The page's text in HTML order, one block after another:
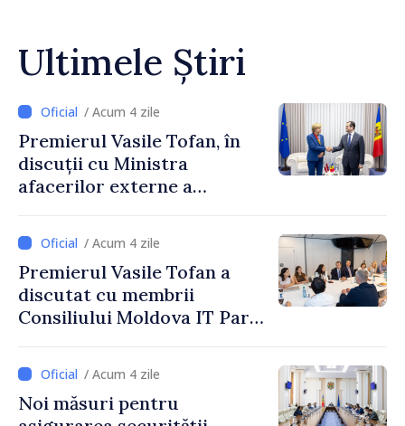
Ultimele Știri
/ Acum 4 zile
Premierul Vasile Tofan, în
discuții cu Ministra
afacerilor externe a
/ Acum 4 zile
Premierul Vasile Tofan a
discutat cu membrii
Consiliului Moldova IT Park:
industriei IT”
/ Acum 4 zile
Noi măsuri pentru